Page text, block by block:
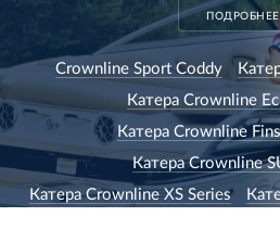
ПОДРОБНЕЕ
Crownline Sport Coddy
Катера Crownline
Катера Crownline
Катера Crownline
Катера Crownline XS Series